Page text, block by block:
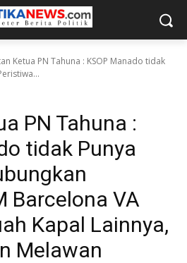
Ketua PN Tahuna : KSOP Manado tidak
PN Tahuna :
tidak Punya
Barcelona VA
Kapal Lainnya,
Melawan